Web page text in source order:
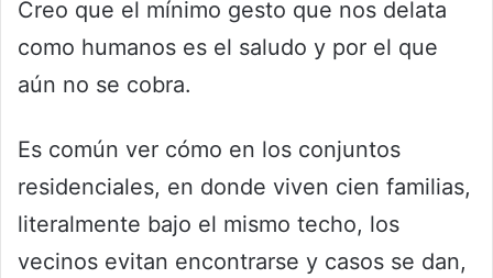
Creo que el mínimo gesto que nos delata
como humanos es el saludo y por el que
aún no se cobra.
Es común ver cómo en los conjuntos
residenciales, en donde viven cien familias,
literalmente bajo el mismo techo, los
vecinos evitan encontrarse y casos se dan,